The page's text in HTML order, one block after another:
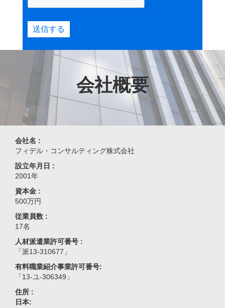
送信する
会社概要
会社名 :
フィデル・コンサルティング株式会社
設立年月日 :
2001年
資本金 :
500万円
従業員数 :
17名
人材派遣業許可番号 :
「派13-310677」
有料職業紹介事業許可番号:
「13-ユ-306349」
住所 :
日本: